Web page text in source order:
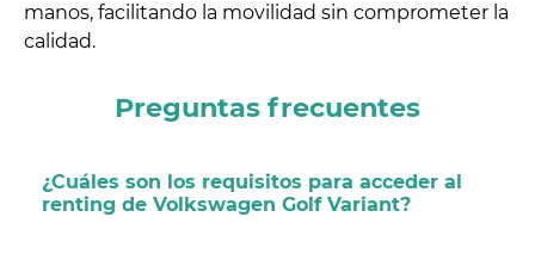
manos, facilitando la movilidad sin comprometer la
calidad.
Preguntas frecuentes
¿Cuáles son los requisitos para acceder al
renting de Volkswagen Golf Variant?